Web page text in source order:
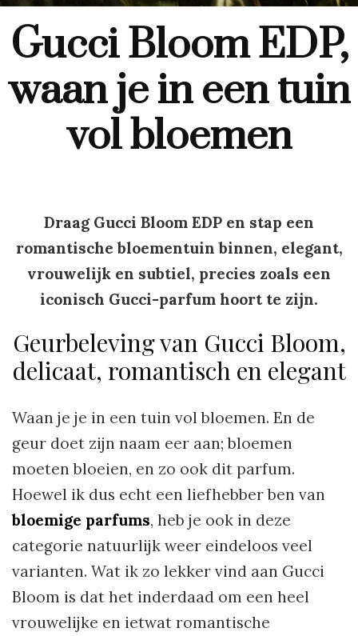
Gucci Bloom EDP,
waan je in een tuin
vol bloemen
Draag Gucci Bloom EDP en stap een
romantische bloementuin binnen, elegant,
vrouwelijk en subtiel, precies zoals een
iconisch Gucci-parfum hoort te zijn.
Geurbeleving van Gucci Bloom,
delicaat, romantisch en elegant
Waan je je in een tuin vol bloemen. En de
geur doet zijn naam eer aan; bloemen
moeten bloeien, en zo ook dit parfum.
Hoewel ik dus echt een liefhebber ben van
bloemige parfums, heb je ook in deze
categorie natuurlijk weer eindeloos veel
varianten. Wat ik zo lekker vind aan Gucci
Bloom is dat het inderdaad om een heel
vrouwelijke en ietwat romantische